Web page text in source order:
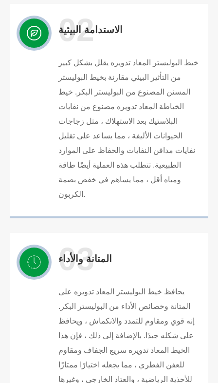
02
الاستدامة البيئية
خيط البوليستر المعاد تدويره يقلل بشكل كبير
من التأثير البيئي مقارنة بخيط البوليستر
المسنن المصنوع من البوليستر البكر. خيط
الخياطة المعاد تدويره مصنوع من نفايات
البلاستيك بعد الاستهلاك ، مثل زجاجات
الحيوانات الأليفة ، مما يساعد على تقليل
نفايات مدافن النفايات والحفاظ على الموارد
الطبيعية. تتطلب هذه العملية أيضًا طاقة
ومياه أقل ، مما يساهم في خفض بصمة
الكربون.
03
المتانة والأداء
يحافظ خيط البوليستر المعاد تدويره على
المتانة وخصائص الأداء من البوليستر البكر.
إنه قوي ومقاوم للتمدد والانكماش ، ويحافظ
على شكله جيدًا. بالإضافة إلى ذلك ، فإن هذا
الخيط المعاد تدويره سريع الجفاف ومقاوم
للعفن الفطري ، مما يجعله اختيارًا ممتازًا
للأحذية الرياضية ، والعتاد الخارجي ، وغيرها